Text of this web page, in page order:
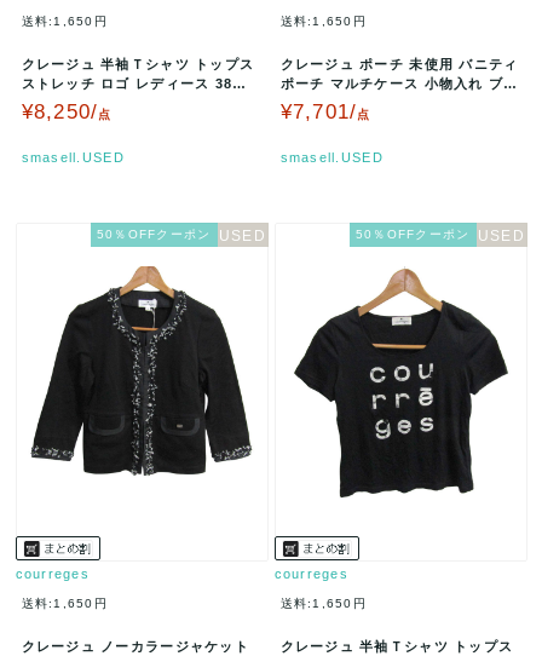
送料:1,650円
クレージュ 半袖Ｔシャツ トップス
ストレッチ ロゴ レディース 38サ
イズ ブラック courre…
¥8,250/点
smasell.USED
送料:1,650円
クレージュ ポーチ 未使用 バニティ
ポーチ マルチケース 小物入れ ブラ
ンド レディース ブルー c…
¥7,701/点
smasell.USED
50％OFFクーポン
courreges
送料:1,650円
クレージュ ノーカラージャケット
50％OFFクーポン
courreges
送料:1,650円
クレージュ 半袖Ｔシャツ トップス